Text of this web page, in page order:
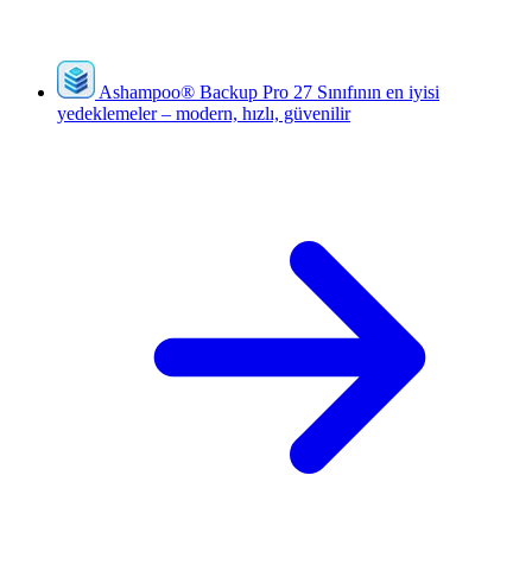
Ashampoo® Backup Pro 27 Sınıfının en iyisi
yedeklemeler – modern, hızlı, güvenilir